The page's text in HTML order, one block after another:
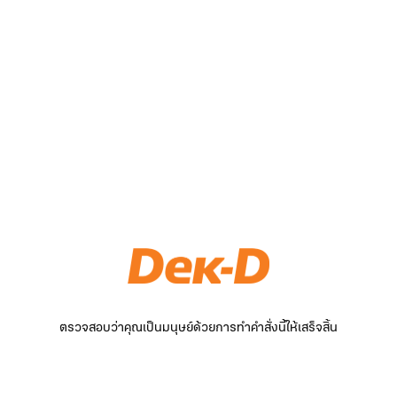
ตรวจสอบว่าคุณเป็นมนุษย์ด้วยการทำคำสั่งนี้ให้เสร็จสิ้น